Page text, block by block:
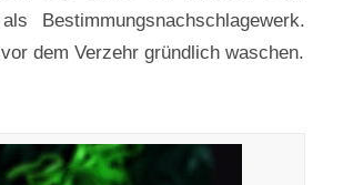
Bestimmungsnachschlagewerk.
dem Verzehr gründlich waschen.